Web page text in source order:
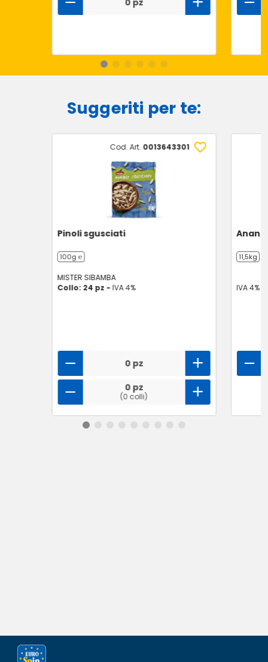
0 pz
Suggeriti per te:
Cod. Art. 0013643301
Pinoli sgusciati
100g ℮
MISTER SIBAMBA
Collo: 24 pz - IVA 4%
0 pz
0 pz
(0 colli)
11,5kg
IVA 4%